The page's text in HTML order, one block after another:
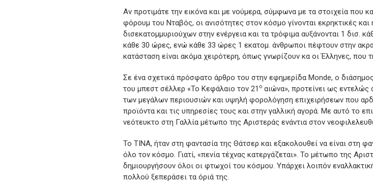
Αν προτιμάτε την εικόνα και με νούμερα, σύμφωνα με τα στοιχεία που
φόρουμ του Νταβός, οι ανισότητες στον κόσμο γίνονται εκρηκτικές
δισεκατομμυριούχων στην ενέργεια και τα τρόφιμα αυξάνονται 1 δισ.
κάθε 30 ώρες, ενώ κάθε 33 ώρες 1 εκατομ. άνθρωποι πέφτουν στην
κατάσταση είναι ακόμα χειρότερη, όπως γνωρίζουν κα οι Έλληνες, που
Σε ένα σχετικά πρόσφατο άρθρο του στην εφημερίδα Monde, ο
του μπεστ σέλλερ «Το Κεφάλαιο τον 21 ο αιώνα», προτείνει ως
των μεγάλων περιουσιών και υψηλή φορολόγηση επιχειρήσεων που
προϊόντα και τις υπηρεσίες τους και στην γαλλική αγορά. Με αυτό το
νεότευκτο στη Γαλλία μέτωπο της Αριστεράς ενάντια στον
Το ΤΙΝΑ, ήταν στη φαντασία της Θάτσερ και εξακολουθεί να είναι στη
όλο τον κόσμο. Γιατί, «πενία τέχνας κατεργάζεται». Το μέτωπο της
δημιουργήσουν όλοι οι φτωχοί του κόσμου. Υπάρχει λοιπόν
πολλού ξεπεράσει τα όριά της.